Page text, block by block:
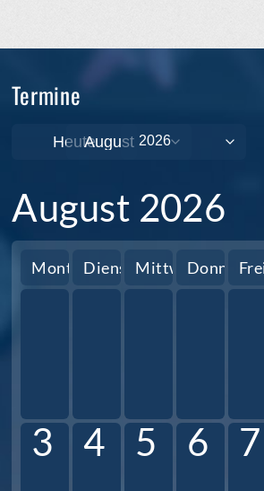
Termine
Heute
August 2026
MontagDienstagMittwoch
3 4 5 6 7